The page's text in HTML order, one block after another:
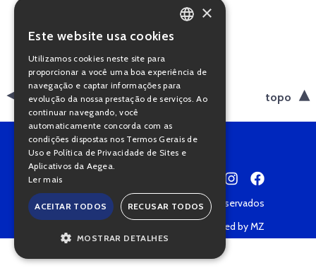
voltar topo
Copyright © 2022 • Todos os direitos reservados
Powered by MZ
PORTUGUESE
×
Este website usa cookies
Utilizamos cookies neste site para
proporcionar a você uma boa experiência de
navegação e captar informações para
evolução da nossa prestação de serviços. Ao
continuar navegando, você
automaticamente concorda com as
condições dispostas nos Termos Gerais de
Uso e Política de Privacidade de Sites e
Aplicativos da Aegea.
Ler mais
ACEITAR TODOS RECUSAR TODOS
MOSTRAR DETALHES